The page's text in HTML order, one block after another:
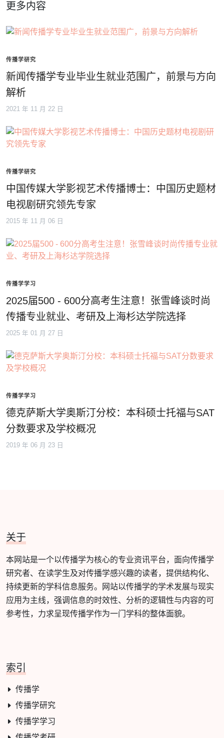
更多内容
传播学研究
新闻传播学专业毕业生就业范围广，前景与方向
解析
2021 年 11 月 22 日
传播学研究
中国传媒大学影视艺术传播博士：中国历史题材
电视剧研究领先专家
2015 年 11 月 06 日
传播学学习
2025届500 - 600分高考生注意！张雪峰谈时尚
传播专业就业、考研及上海杉达学院选择
2025 年 01 月 27 日
传播学学习
德克萨斯大学奥斯汀分校：本科硕士托福与SAT
分数要求及学校概况
2019 年 06 月 23 日
关于
本网站是一个以传播学为核心的专业资讯平台，面向传播学
研究者、在读学生及对传播学感兴趣的读者，提供结构化、
持续更新的学科信息服务。网站以传播学的学术发展与现实
应用为主线，强调信息的时效性、分析的逻辑性与内容的可
参考性，力求呈现传播学作为一门学科的整体面貌。
索引
传播学
传播学研究
传播学学习